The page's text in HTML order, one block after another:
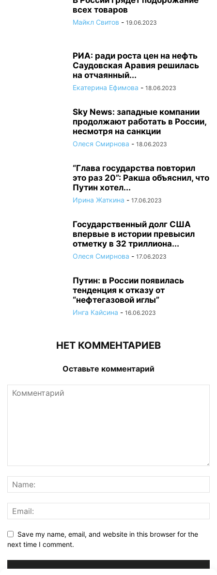
всех товаров
Майкл Свитов - 19.06.2023
РИА: ради роста цен на нефть
Саудовская Аравия решилась
на отчаянный...
Екатерина Ефимова - 18.06.2023
Sky News: западные компании
продолжают работать в России,
несмотря на санкции
Олеся Смирнова - 18.06.2023
“Глава государства повторил
это раз 20”: Ракша объяснил, что
Путин хотел...
Ирина Жаткина - 17.06.2023
Государственный долг США
впервые в истории превысил
отметку в 32 триллиона...
Олеся Смирнова - 17.06.2023
Путин: в России появилась
тенденция к отказу от
“нефтегазовой иглы”
Инга Кайсина - 16.06.2023
НЕТ КОММЕНТАРИЕВ
Оставьте комментарий
Save my name, email, and website in this browser for the
next time I comment.